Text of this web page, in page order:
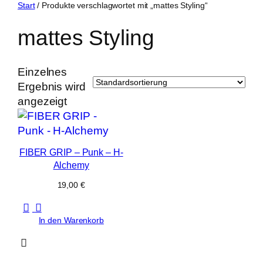
Zum
springen
Start/ Produkte verschlagwortet mit „mattes Styling“
mattes Styling
Einzelnes
Ergebnis wird
angezeigt
FIBER GRIP – Punk – H-
Alchemy
19,00 €
In den Warenkorb